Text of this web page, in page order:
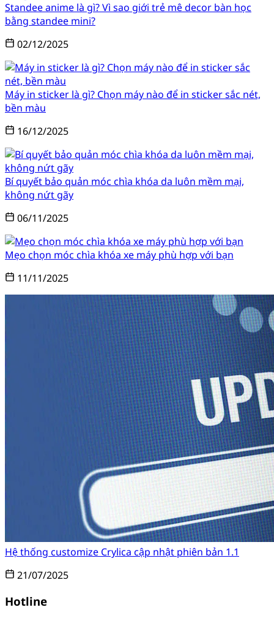
Standee anime là gì? Vì sao giới trẻ mê decor bàn học
bằng standee mini?
02/12/2025
Máy in sticker là gì? Chọn máy nào để in sticker sắc nét,
bền màu
16/12/2025
Bí quyết bảo quản móc chìa khóa da luôn mềm mại,
không nứt gãy
06/11/2025
Mẹo chọn móc chìa khóa xe máy phù hợp với bạn
11/11/2025
Hệ thống customize Crylica cập nhật phiên bản 1.1
21/07/2025
Hotline